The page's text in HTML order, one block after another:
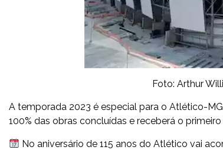
Foto: Arthur
A temporada 2023 é especial para o Atlético-
100% das obras concluídas e receberá o
No aniversário de 115 anos do Atlético vai